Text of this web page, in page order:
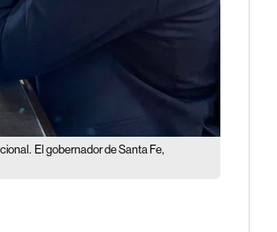
El gobernador de Santa Fe,